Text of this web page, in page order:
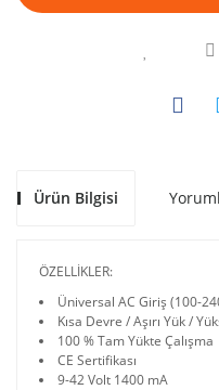
Ürün Bilgisi
ÖZELLİKLER:
Üniversal AC Giriş (100-
Kısa Devre / Aşırı Yük /
100 % Tam Yükte Çalışma
CE Sertifikası
9-42 Volt 1400 mA